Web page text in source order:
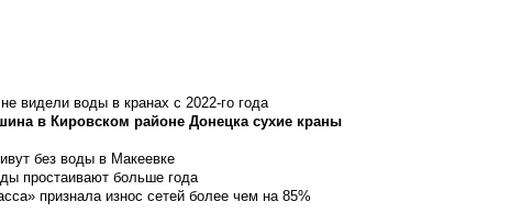
видели воды в кранах с 2022-го года
в Кировском районе Донецка сухие краны
без воды в Макеевке
простаивают больше года
признала износ сетей более чем на 85%